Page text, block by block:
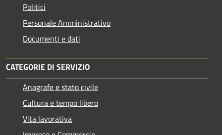
Politici
Personale Amministrativo
Documenti e dati
CATEGORIE DI SERVIZIO
Anagrafe e stato civile
Cultura e tempo libero
Vita lavorativa